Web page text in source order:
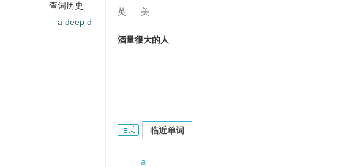
英 美
酒量很大的人
a deep drinker的相关资料：
临近单词
a
查词历史
a deep d